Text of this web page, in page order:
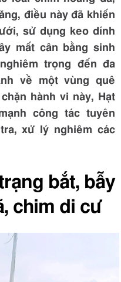
điều này đã khiến
sử dụng keo dính
mất cân bằng sinh
trọng đến đa
về một vùng quê
hành vi này, Hạt
công tác tuyên
xử lý nghiêm các
bắt, bẫy
chim di cư